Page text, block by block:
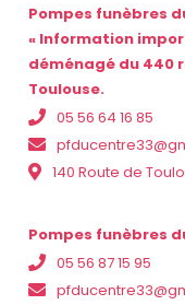
Pompes funèbres
« Information
déménagé du 440
Toulouse.
05 56 64 16 85
140 Route de
Pompes funèbres
05 56 87 15 95